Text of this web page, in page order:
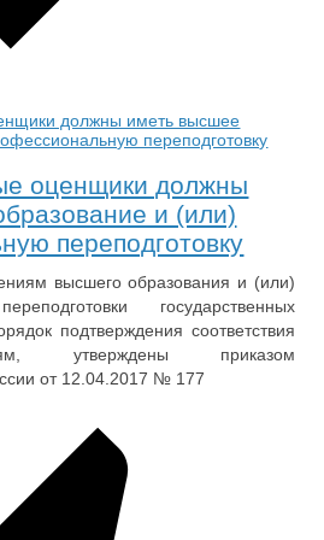
оценщики должны
и (или)
переподготовку
высшего образования и (или)
государственных
подтверждения соответствия
утверждены приказом
от 12.04.2017 № 177